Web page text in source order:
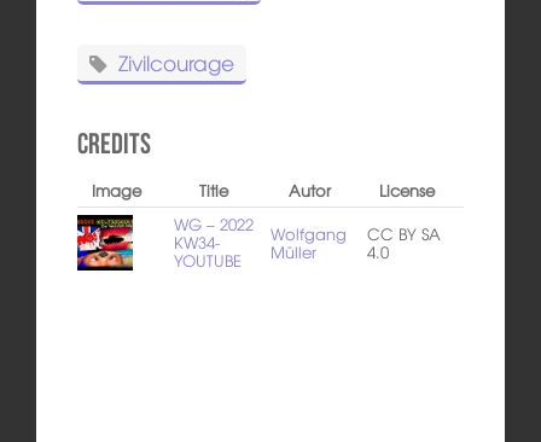
Zivilcourage
Credits
Image Title Autor
License
WG – 2022
KW34-
YOUTUBE
Wolfgang
Müller
CC BY SA
4.0